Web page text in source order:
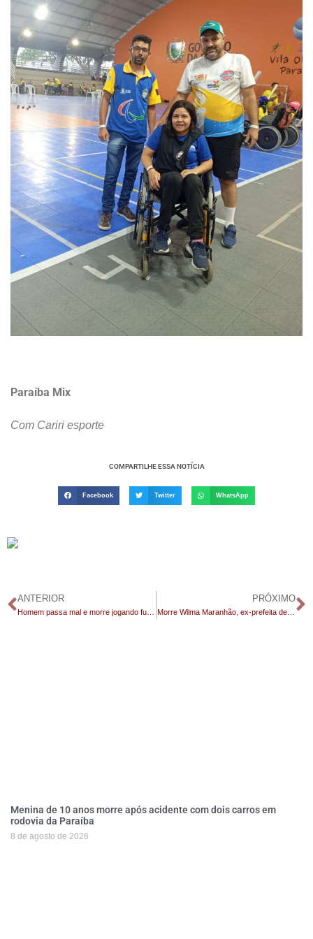
Paraíba Mix
Com Cariri esporte
COMPARTILHE ESSA NOTÍCIA
Facebook Twitter WhatsApp
ANTERIOR PRÓXIMO
Menina de 10 anos morre após acidente com dois carros em
rodovia da Paraíba
8 de agosto de 2026